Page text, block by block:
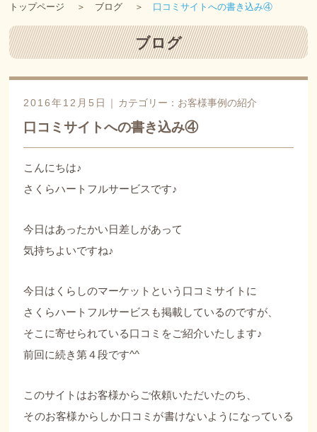
トップページ ブログ 口コミサイトへの書き込み④
ブログ
2016年12月5日｜ カテゴリー： お客様事例の紹介
口コミサイトへの書き込み④
こんにちは♪
さくらハートフルサービスです♪
今日はあったかい日差しがあって
気持ちよいですね♪
今日はくらしのマーケットという口コミサイトに
さくらハートフルサービスも掲載しているのですが、
そこに寄せられている口コミをご紹介いたします♪
前回に続き第４段です^^
このサイトはお客様からご依頼いただいたのち、
そのお客様からしか口コミが書けないようになっている